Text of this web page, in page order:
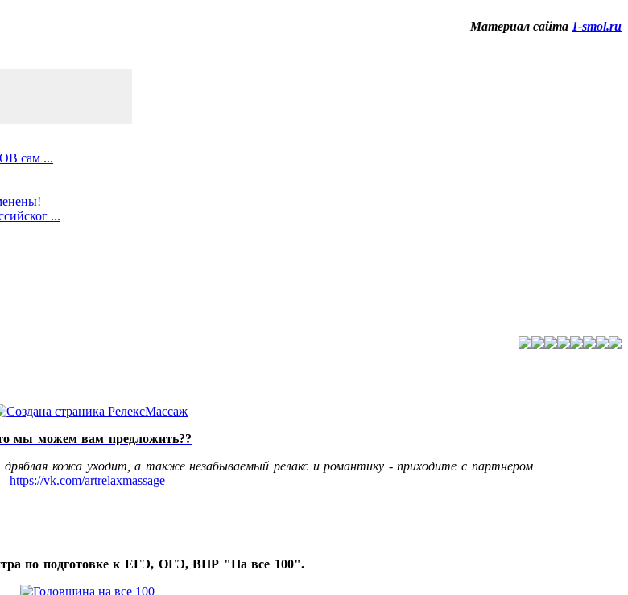
Материал сайта 1-smol.ru
сам ...
...
мы можем вам предложить??
кожа уходит, а также незабываемый релакс и романтику - приходите с партнером
https://vk.com/artrelaxmassage
по подготовке к ЕГЭ, ОГЭ, ВПР "На все 100".